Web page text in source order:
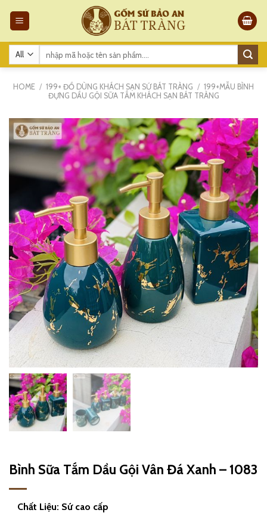
Search
HOME / 199+ ĐỒ DÙNG KHÁCH SẠN SỨ BÁT TRÀNG / 199+MẪU BÌNH
ĐỰNG DẦU GỘI SỮA TẮM KHÁCH SẠN BÁT TRÀNG
Bình Sữa Tắm Dầu Gội Vân Đá Xanh – 1083
Chất Liệu: Sứ cao cấp